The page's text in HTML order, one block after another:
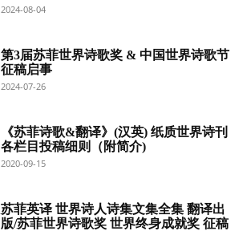
2024-08-04
第3届苏菲世界诗歌奖 & 中国世界诗歌节
征稿启事
2024-07-26
《苏菲诗歌&翻译》(汉英) 纸质世界诗刊
各栏目投稿细则（附简介)
2020-09-15
苏菲英译 世界诗人诗集文集全集 翻译出
版/苏菲世界诗歌奖 世界终身成就奖 征稿